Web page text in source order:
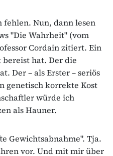
fehlen. Nun, dann lesen
"Die Wahrheit" (vom
Cordain zitiert. Ein
bereist hat. Der die
Der – als Erster – seriös
genetisch korrekte Kost
würde ich
als Hauner.
Gewichtsabnahme". Tja.
vor. Und mit mir über